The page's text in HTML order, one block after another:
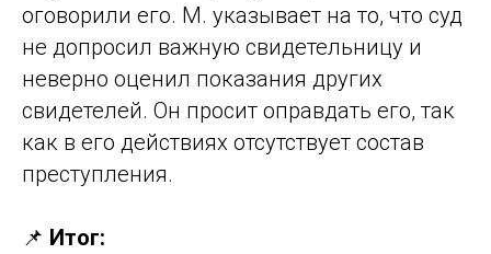
оговорили его. М. указывает на то, что суд
не допросил важную свидетельницу и
неверно оценил показания других
свидетелей. Он просит оправдать его, так
как в его действиях отсутствует состав
преступления.
📌 Итог: